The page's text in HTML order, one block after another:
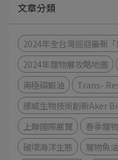
文章分類
2024年全台灣巡迴最新
2024年寵物展攻略地圖
南極磷蝦油
Trans-
挪威生物技術創新Aker
上聯國際展覽
春季寵
破壞海洋生態
寵物魚油